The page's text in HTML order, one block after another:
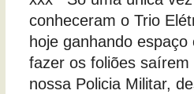
conheceram o Trio
hoje ganhando
fazer os foliões
nossa Policia Militar,